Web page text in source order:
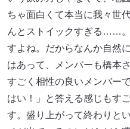
ちゃ面白くて本当に我々世
んとストイックすぎる……
すよね。だからなんか自然
はあって、メンバーも橋本
すごく相性の良いメンバ
はい！」と答える感じもす
す。盛り上がって終わりと